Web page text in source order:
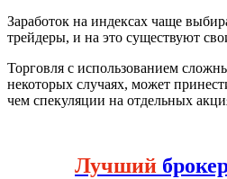
Заработок на индексах чаще
трейдеры, и на это существуют
Торговля с использованием
некоторых случаях, может
чем спекуляции на отдельных
Лучший